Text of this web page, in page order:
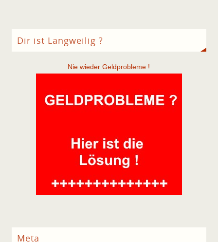
Dir ist Langweilig ?
Nie wieder Geldprobleme !
Meta